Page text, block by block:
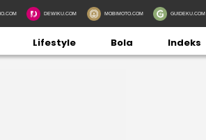
DEWIKU.COM MOBIMOTO.COM GUIDEKU.COM
Lifestyle Bola Indeks